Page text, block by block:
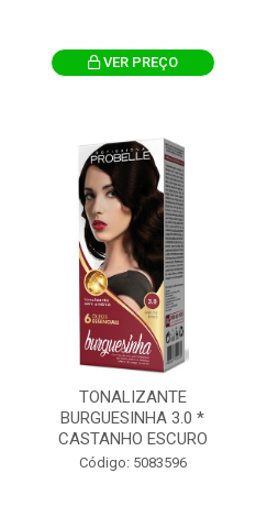
VER PREÇO
TONALIZANTE
BURGUESINHA 3.0 *
CASTANHO ESCURO
Código: 5083596